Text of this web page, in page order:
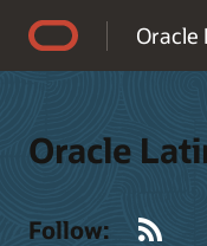
Oracle
Oracle
Follow: